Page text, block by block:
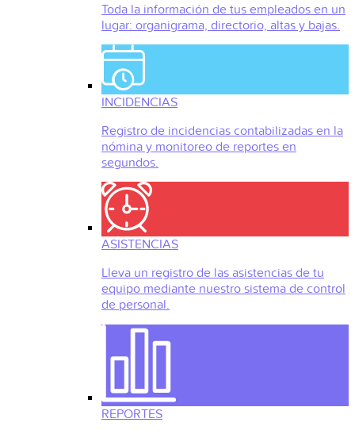
Toda la información de tus empleados en un
lugar: organigrama, directorio, altas y bajas.
INCIDENCIAS
Registro de incidencias contabilizadas en la
nómina y monitoreo de reportes en
segundos.
ASISTENCIAS
Lleva un registro de las asistencias de tu
equipo mediante nuestro sistema de control
de personal.
REPORTES